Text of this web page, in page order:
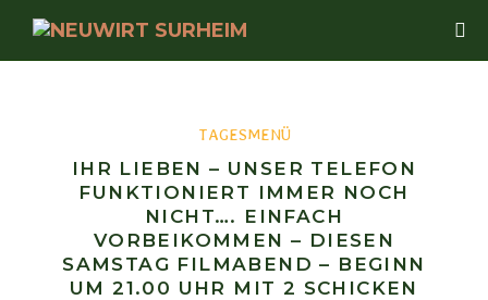
TAGESMENÜ
IHR LIEBEN – UNSER TELEFON
FUNKTIONIERT IMMER NOCH
NICHT…. EINFACH
VORBEIKOMMEN – DIESEN
SAMSTAG FILMABEND – BEGINN
UM 21.00 UHR MIT 2 SCHICKEN